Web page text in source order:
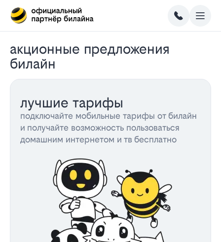
акционные предложения
билайн
лучшие тарифы
подключайте мобильные тарифы от билайн
и получайте возможность пользоваться
домашним интернетом и тв бесплатно